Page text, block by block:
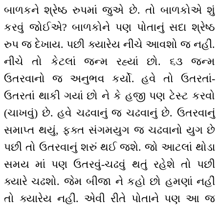
બાળકને શ્રેષ્ઠ રુપમાં જુએ છે. તો બાળકોએ શું
કરવું જોઈએ? બાળકોને પણ પોતાનું સદા શ્રેષ્ઠ
રુપ જ દેખાય. પછી ક્યારેય નીચે આવશો જ નહીં.
નીચે તો કેટલાં જન્મ રહ્યાં છો. ૬૩ જન્મ
ઉતરવાનો જ અનુભવ કર્યો. હવે તો ઉતરતાં-
ઉતરતાં થાકી ગયાં છો ને કે હજી પણ ટેસ્ટ કરવો
(ચાખવું) છે. હવે ચઢવાનું જ ચઢવાનું છે. ઉતરવાનું
સમાપ્ત થયું, ફક્ત સંગમયુગ જ ચઢવાનો યુગ છે
પછી તો ઉતરવાનું શરું થઈ જશે. જો આટલાં થોડા
સમય માં પણ ઉતરવું-ચઢવું થતું રહેશે તો પછી
ક્યારે ચઢશો. જેમ બીજા ને કહો છો હમણાં નહીં
તો ક્યારેય નહીં. એવી રીતે પોતાને પણ આ જ